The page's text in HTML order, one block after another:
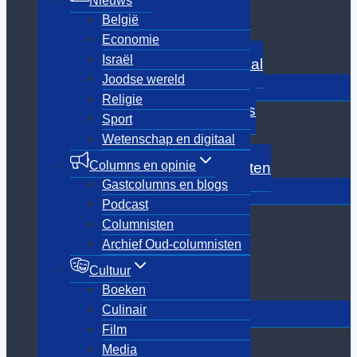
België
Economie
Israël
Joodse wereld
Religie
Sport
Wetenschap en digitaal
Columns en opinie
Gastcolumns en blogs
Podcast
Columnisten
Archief Oud-columnisten
Cultuur
Boeken
Culinair
Film
Media
Joodse wereld
Religie
Sport
Wetenschap en digitaal
Columns en opinie submenu
Gastcolumns en blogs
Podcast
Columnisten
Archief Oud-columnisten
Cultuur
Toggle
submenu
Boeken
Culinair
Film
Media
Showbizz
Dossiers submenu
7 oktober